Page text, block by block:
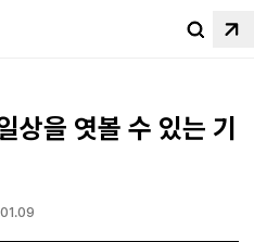
을 엿볼 수 있는 기